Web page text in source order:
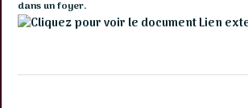
dans un foyer.
Lien